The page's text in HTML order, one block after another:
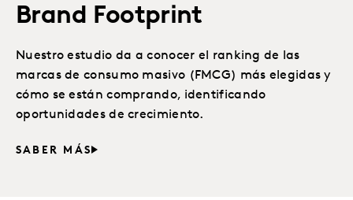
Brand Footprint
Nuestro estudio da a conocer el ranking de las
marcas de consumo masivo (FMCG) más elegidas y
cómo se están comprando, identificando
oportunidades de crecimiento.
SABER MÁS